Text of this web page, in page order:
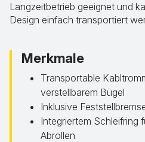
Langzeitbetrieb geeignet und
Design einfach transportiert
Merkmale
Transportable
verstellbarem Bügel
Inklusive
Integriertem Schleifring
Abrollen